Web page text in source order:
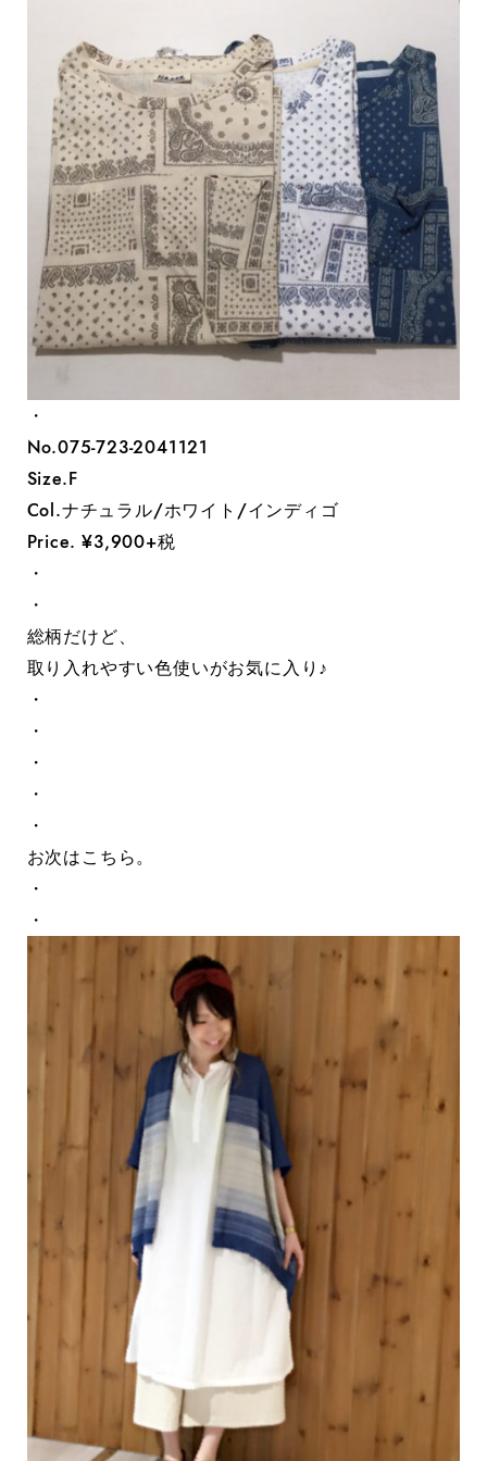
・
No.075-723-2041121
Size.F
Col.ナチュラル/ホワイト/インディゴ
Price. ¥3,900+税
・
・
総柄だけど、
取り入れやすい色使いがお気に入り♪
・
・
・
・
・
お次はこちら。
・
・